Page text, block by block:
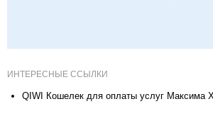
ИНТЕРЕСНЫЕ ССЫЛКИ
QIWI Кошелек для оплаты услуг Максима